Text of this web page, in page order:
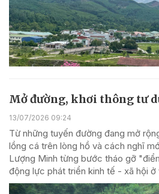
Mở đường, khơi thông tư
13/07/2026 09:24
Từ những tuyến đường đang mở
lồng cá trên lòng hồ và cách nghĩ
Lượng Minh từng bước tháo gỡ
động lực phát triển kinh tế - xã hội ở